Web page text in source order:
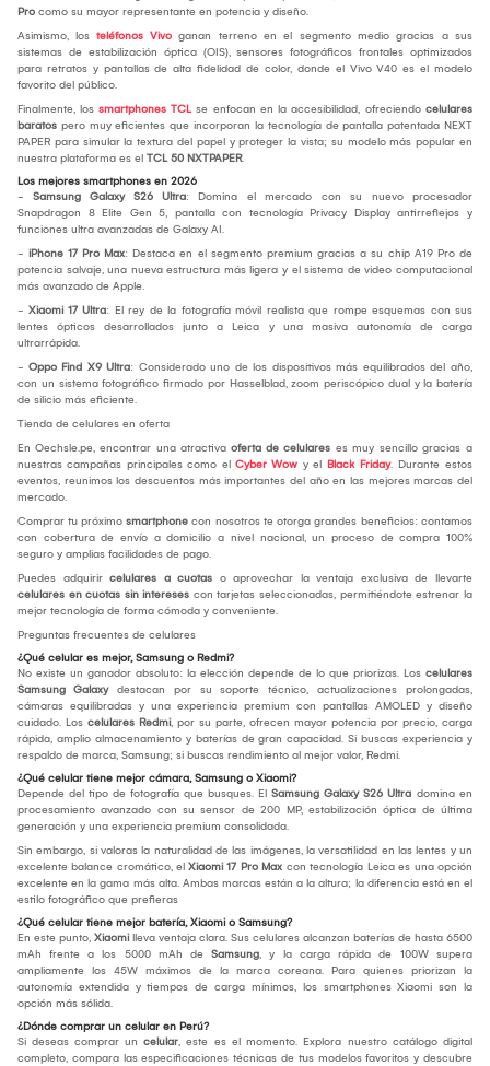
Pro como su mayor representante en potencia y diseño.
Asimismo, los teléfonos Vivo ganan terreno en el segmento medio gracias a sus
sistemas de estabilización óptica (OIS), sensores fotográficos frontales optimizados
para retratos y pantallas de alta fidelidad de color, donde el Vivo V40 es el modelo
favorito del público.
Finalmente, los smartphones TCLse enfocan en la accesibilidad, ofreciendo celulares
baratos pero muy eficientes que incorporan la tecnología de pantalla patentada NEXT
PAPER para simular la textura del papel y proteger la vista; su modelo más popular en
nuestra plataforma es el TCL 50 NXTPAPER.
Los mejores smartphones en 2026
- Samsung Galaxy S26 Ultra: Domina el mercado con su nuevo procesador
Snapdragon 8 Elite Gen 5, pantalla con tecnología Privacy Display antirreflejos y
funciones ultra avanzadas de Galaxy AI.
- iPhone 17 Pro Max: Destaca en el segmento premium gracias a su chip A19 Pro de
potencia salvaje, una nueva estructura más ligera y el sistema de video computacional
más avanzado de Apple.
- Xiaomi 17 Ultra: El rey de la fotografía móvil realista que rompe esquemas con sus
lentes ópticos desarrollados junto a Leica y una masiva autonomía de carga
ultrarrápida.
- Oppo Find X9 Ultra: Considerado uno de los dispositivos más equilibrados del año,
con un sistema fotográfico firmado por Hasselblad, zoom periscópico dual y la batería
de silicio más eficiente.
Tienda de celulares en oferta
En Oechsle.pe, encontrar una atractiva oferta de celulares es muy sencillo gracias a
nuestras campañas principales como el Cyber Wow y el Black Friday. Durante estos
eventos, reunimos los descuentos más importantes del año en las mejores marcas del
mercado.
Comprar tu próximo smartphone con nosotros te otorga grandes beneficios: contamos
con cobertura de envío a domicilio a nivel nacional, un proceso de compra 100%
seguro y amplias facilidades de pago.
Puedes adquirir celulares a cuotas o aprovechar la ventaja exclusiva de llevarte
celulares en cuotas sin intereses con tarjetas seleccionadas, permitiéndote estrenar la
mejor tecnología de forma cómoda y conveniente.
Preguntas frecuentes de celulares
¿Qué celular es mejor, Samsung o Redmi?
No existe un ganador absoluto: la elección depende de lo que priorizas. Los celulares
Samsung Galaxydestacan por su soporte técnico, actualizaciones prolongadas,
cámaras equilibradas y una experiencia premium con pantallas AMOLED y diseño
cuidado. Los celulares Redmi, por su parte, ofrecen mayor potencia por precio, carga
rápida, amplio almacenamiento y baterías de gran capacidad. Si buscas experiencia y
respaldo de marca, Samsung; si buscas rendimiento al mejor valor, Redmi.
¿Qué celular tiene mejor cámara, Samsung o Xiaomi?
Depende del tipo de fotografía que busques. El Samsung Galaxy S26 Ultra domina en
procesamiento avanzado con su sensor de 200 MP, estabilización óptica de última
generación y una experiencia premium consolidada.
Sin embargo, si valoras la naturalidad de las imágenes, la versatilidad en las lentes y un
excelente balance cromático, el Xiaomi 17 Pro Max con tecnología Leica es una opción
excelente en la gama más alta. Ambas marcas están a la altura; la diferencia está en el
estilo fotográfico que prefieras
¿Qué celular tiene mejor batería, Xiaomi o Samsung?
En este punto, Xiaomi lleva ventaja clara. Sus celulares alcanzan baterías de hasta 6500
mAh frente a los 5000 mAh de Samsung, y la carga rápida de 100W supera
ampliamente los 45W máximos de la marca coreana. Para quienes priorizan la
autonomía extendida y tiempos de carga mínimos, los smartphones Xiaomi son la
opción más sólida.
¿Dónde comprar un celular en Perú?
Si deseas comprar un celular, este es el momento. Explora nuestro catálogo digital
completo, compara las especificaciones técnicas de tus modelos favoritos y descubre